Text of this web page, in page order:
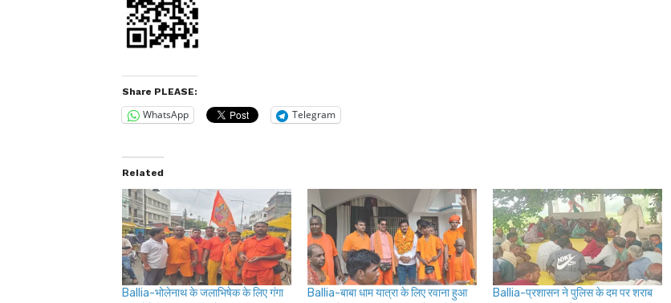
Share PLEASE:
WhatsApp Telegram
Related
Ballia-भोलेनाथ के जलाभिषेक के लिए गंगा
Ballia-बाबा धाम यात्रा के लिए रवाना हुआ
Ballia-प्रशासन ने पुलिस के दम पर शराब